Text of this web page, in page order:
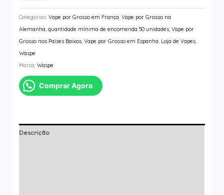
Categorias:Vape por Grosso em França,Vape por Grosso na
Alemanha,quantidade mínima de encomenda 50 unidades,Vape por
Grosso nos Países Baixos,Vape por Grosso em Espanha, Loja de Vapes,
Waspe
Marca:Waspe
Comprar Agora
Descrição